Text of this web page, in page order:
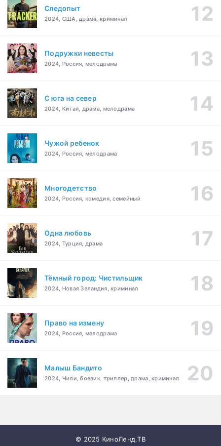
Следопыт
2024, США, драма, криминал
Подружки невесты
2024, Россия, мелодрама
С юга на север
2024, Китай, драма, мелодрама
Чужой ребенок
2024, Россия, мелодрама
Многодетство
2024, Россия, комедия, семейный
Одна любовь
2024, Турция, драма
Тёмный город: Чистильщик
2024, Новая Зеландия, криминал
Право на измену
2024, Россия, мелодрама
Малыш Бандито
2024, Чили, боевик, триллер, драма, криминал
© 2025 КиноЛенд.ТВ